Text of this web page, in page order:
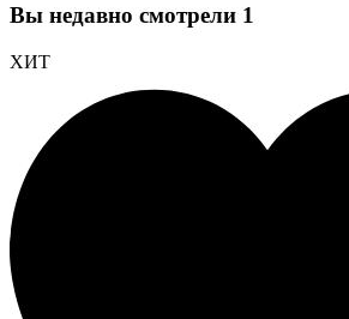
Вы недавно смотрели 1
ХИТ